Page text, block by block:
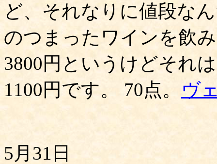
ど、それなりに値段な
のつまったワインを飲
3800円というけどそれ
1100円です。 70点。 ヴ
5月31日